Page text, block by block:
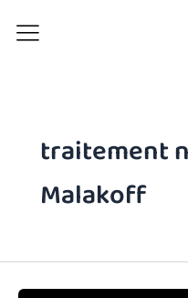
traitement
Malakoff